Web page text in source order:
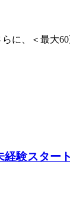
に、＜最大
験スタ